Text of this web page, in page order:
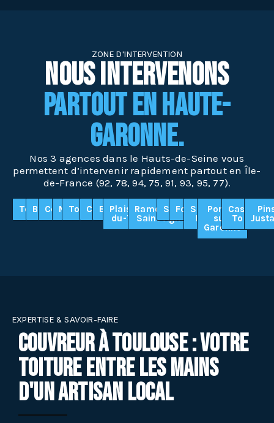
ZONE D'INTERVENTION
Nous Intervenons
Partout en Haute-
Garonne.
Nos 3 agences dans le Hauts-de-Seine vous
permettent d’intervenir rapidement partout en Île-
de-France (92, 78, 94, 75, 91, 93, 95, 77).
Toulouse
Blagnac
Colomiers
MuretTournefeuille
Cugnaux
Balma
Plaisance-
du-Touch
Ramonville-
Saint-Agne
Seysses
Fonsorbes
Saint-
Lys
Portet-
sur-
Garonne
Castanet-
Tolosan
EXPERTISE & SAVOIR-FAIRE
COUVREUR À TOULOUSE : VOTRE
TOITURE ENTRE LES MAINS
D'UN ARTISAN LOCAL